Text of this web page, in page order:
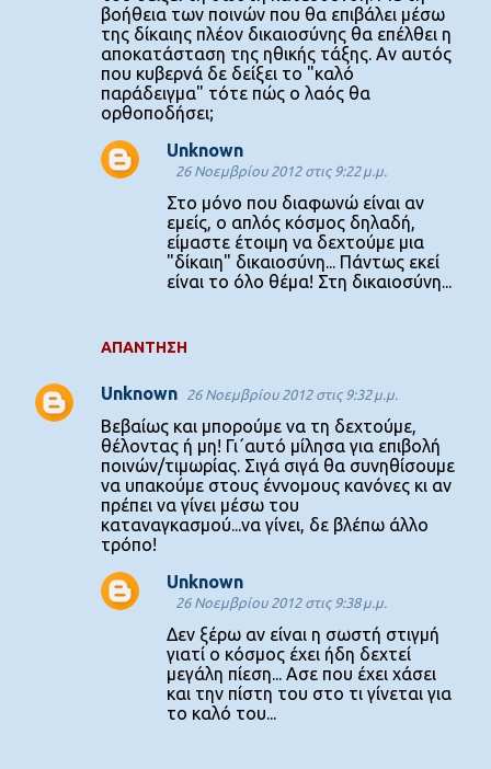
βοήθεια των ποινών που θα επιβάλει μέσω
της δίκαιης πλέον δικαιοσύνης θα επέλθει η
αποκατάσταση της ηθικής τάξης. Αν αυτός
που κυβερνά δε δείξει το "καλό
παράδειγμα" τότε πώς ο λαός θα
ορθοποδήσει;
ΑΠΆΝΤΗΣΗ
Unknown
26 Νοεμβρίου 2012 στις 9:22 μ.μ.
Στο μόνο που διαφωνώ είναι αν
εμείς, ο απλός κόσμος δηλαδή,
είμαστε έτοιμη να δεχτούμε μια
"δίκαιη" δικαιοσύνη... Πάντως εκεί
είναι το όλο θέμα! Στη δικαιοσύνη...
Unknown 26 Νοεμβρίου 2012 στις 9:32 μ.μ.
Βεβαίως και μπορούμε να τη δεχτούμε,
θέλοντας ή μη! Γι΄αυτό μίλησα για επιβολή
ποινών/τιμωρίας. Σιγά σιγά θα συνηθίσουμε
να υπακούμε στους έννομους κανόνες κι αν
πρέπει να γίνει μέσω του
καταναγκασμού...να γίνει, δε βλέπω άλλο
τρόπο!
Unknown
26 Νοεμβρίου 2012 στις 9:38 μ.μ.
Δεν ξέρω αν είναι η σωστή στιγμή
γιατί ο κόσμος έχει ήδη δεχτεί
μεγάλη πίεση... Ασε που έχει χάσει
και την πίστη του στο τι γίνεται για
το καλό του...